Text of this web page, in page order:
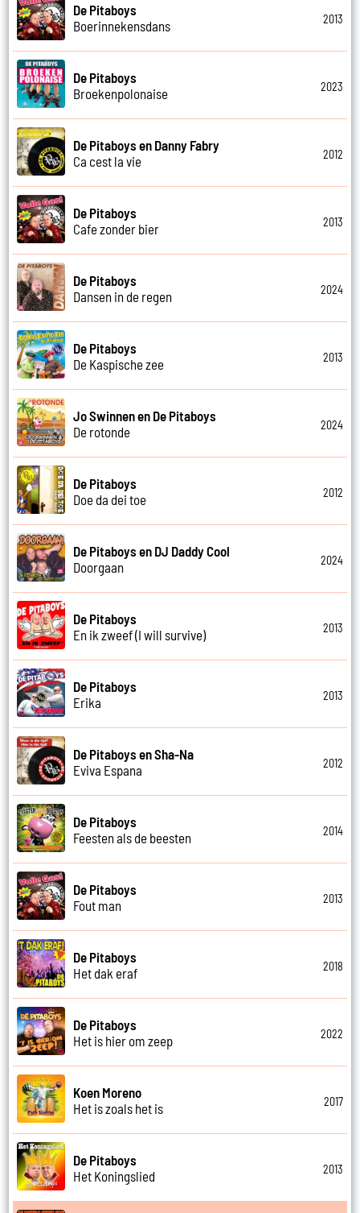
De Pitaboys
Boerinnekensdans
2013
De Pitaboys
Broekenpolonaise
2023
De Pitaboys en Danny Fabry
Ca cest la vie
2012
De Pitaboys
Cafe zonder bier
2013
De Pitaboys
Dansen in de regen
2024
De Pitaboys
De Kaspische zee
2013
Jo Swinnen en De Pitaboys
De rotonde
2024
De Pitaboys
Doe da dei toe
2012
De Pitaboys en DJ Daddy Cool
Doorgaan
2024
De Pitaboys
En ik zweef (I will survive)
2013
De Pitaboys
Erika
2013
De Pitaboys en Sha-Na
Eviva Espana
2012
De Pitaboys
Feesten als de beesten
2014
De Pitaboys
Fout man
2013
De Pitaboys
Het dak eraf
2018
De Pitaboys
Het is hier om zeep
2022
Koen Moreno
Het is zoals het is
2017
De Pitaboys
Het Koningslied
2013